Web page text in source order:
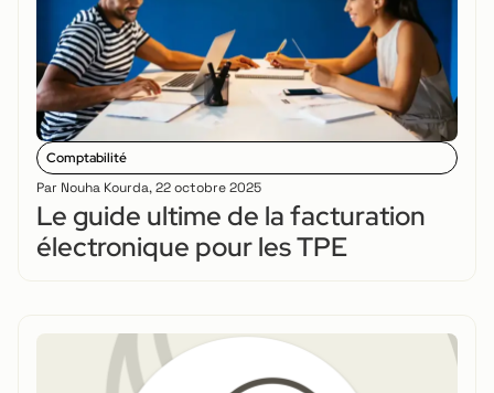
Comptabilité
Par Nouha Kourda,22 octobre 2025
Le guide ultime de la facturation
électronique pour les TPE